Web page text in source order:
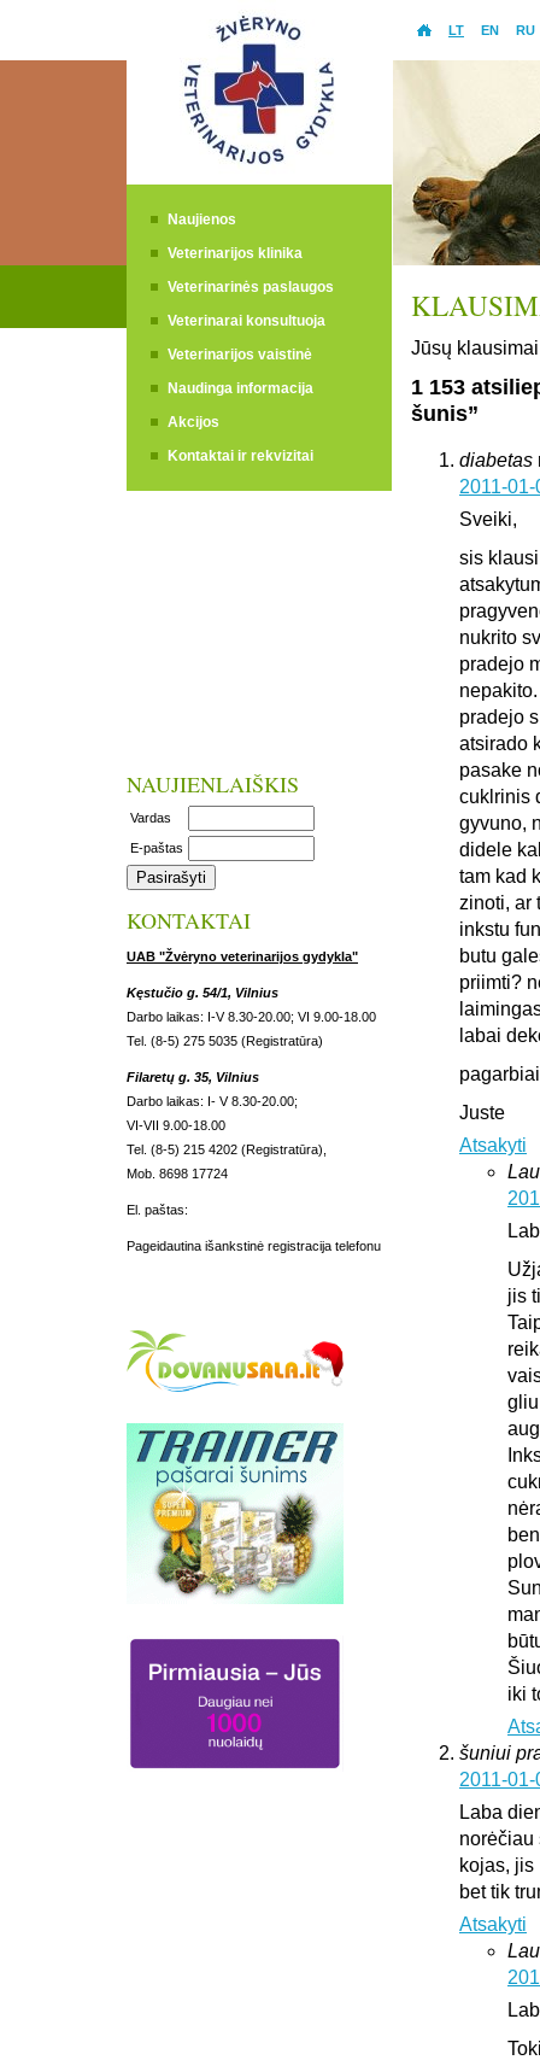
Naujienos
Veterinarijos klinika
Veterinarinės paslaugos
Veterinarai konsultuoja
Veterinarijos vaistinė
Naudinga informacija
Akcijos
Kontaktai ir rekvizitai
NAUJIENLAIŠKIS
Vardas
E-paštas
KONTAKTAI
UAB "Žvėryno veterinarijos gydykla"
Kęstučio g. 54/1, Vilnius
Darbo laikas: I-V 8.30-20.00; VI 9.00-18.00
Tel. (8-5) 275 5035 (Registratūra)
Filaretų g. 35, Vilnius
Darbo laikas: I- V 8.30-20.00;
VI-VII 9.00-18.00
Tel. (8-5) 215 4202 (Registratūra),
Mob. 8698 17724
El. paštas:
Pageidautina išankstinė registracija telefonu
LT EN RU
Jūsų
1 153
šunis”
diabetas
2011-
Sveiki,
sis
nukrito
pradejo
pradejo
atsirado
pasake
cuklrinis
gyvuno,
didele
tam kad
zinoti, ar
inkstu
butu
priimti?
labai
Juste
Atsakyti
jis
iki
šuniui
2011-
Laba
norėčiau
kojas,
bet tik
Atsakyti